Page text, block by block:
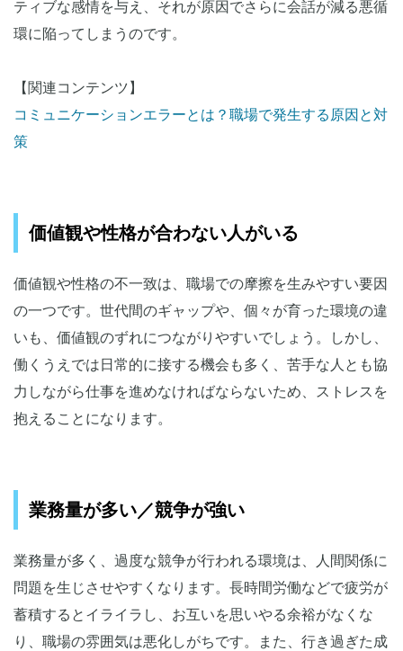
ティブな感情を与え、それが原因でさらに会話が減る悪循
環に陥ってしまうのです。
【関連コンテンツ】
コミュニケーションエラーとは？職場で発生する原因と対
策
価値観や性格が合わない人がいる
価値観や性格の不一致は、職場での摩擦を生みやすい要因
の一つです。世代間のギャップや、個々が育った環境の違
いも、価値観のずれにつながりやすいでしょう。しかし、
働くうえでは日常的に接する機会も多く、苦手な人とも協
力しながら仕事を進めなければならないため、ストレスを
抱えることになります。
業務量が多い／競争が強い
業務量が多く、過度な競争が行われる環境は、人間関係に
問題を生じさせやすくなります。長時間労働などで疲労が
蓄積するとイライラし、お互いを思いやる余裕がなくな
り、職場の雰囲気は悪化しがちです。また、行き過ぎた成